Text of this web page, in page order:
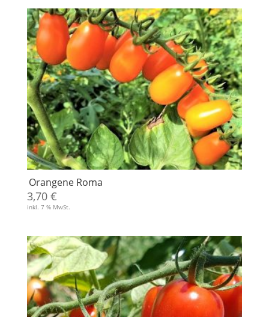
Orangene Roma
3,70 €
inkl. 7 % MwSt.